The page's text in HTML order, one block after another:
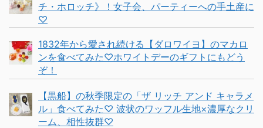
チ・ホロッチ》！女子会、パーティーへの手土産に
♡
1832年から愛され続ける【ダロワイヨ】のマカロ
ンを食べてみた♡ホワイトデーのギフトにもどう
ぞ！
【黒船】の秋季限定の「ザ リッチ アンド キャラメ
ル」食べてみた♡ 波状のワッフル生地×濃厚なクリ
ーム、相性抜群♡